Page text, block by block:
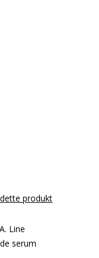
produkt
Line
serum